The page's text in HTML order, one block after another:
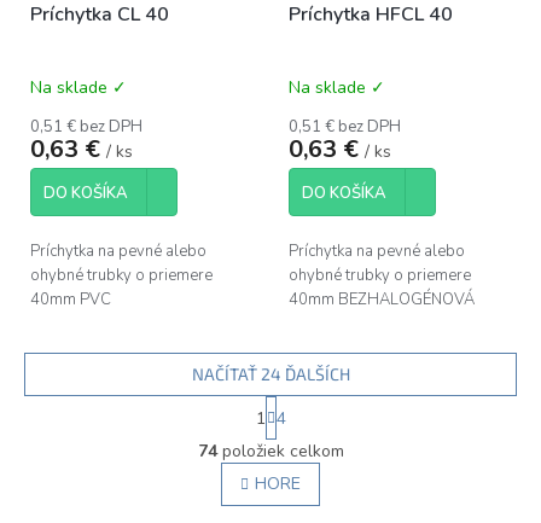
Príchytka CL 40
Na sklade ✓
0,51 € bez DPH
0,63 € / ks
DO KOŠÍKA
Príchytka na pevné alebo
ohybné trubky o priemere
40mm PVC
Príchytka HFCL 40
Na sklade ✓
0,51 € bez DPH
0,63 € / ks
DO KOŠÍKA
Príchytka na pevné alebo
ohybné trubky o priemere
40mm BEZHALOGÉNOVÁ
O
v
l
á
NAČÍTAŤ 24 ĎALŠÍCH
t
r
á
n
k
1 4
74položiek celkom
HORE